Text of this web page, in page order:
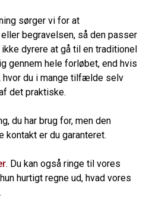
sørger vi for at
begravelsen, så den passer
dyrere at gå til en traditionel
gennem hele forløbet, end hvis
hvor du i mange tilfælde selv
det praktiske.
du har brug for, men den
er du garanteret.
. Du kan også ringe til vores
hurtigt regne ud, hvad vores